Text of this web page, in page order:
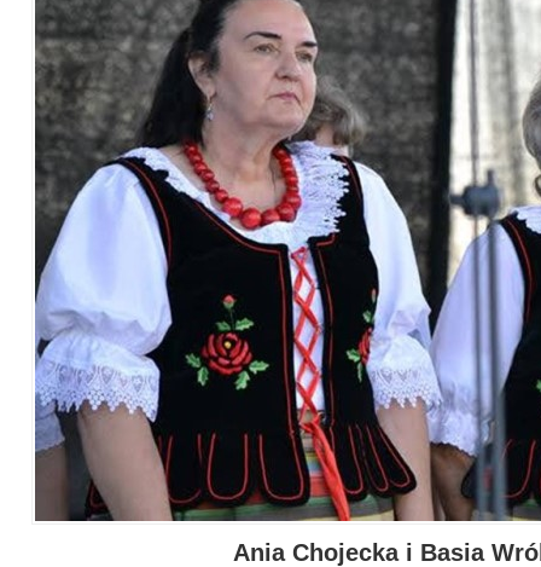
Ania Chojecka i Basia